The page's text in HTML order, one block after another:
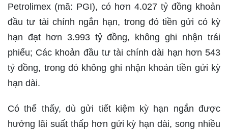
Petrolimex (mã: PGI), có hơn 4.027 tỷ đồng khoản
đầu tư tài chính ngắn hạn, trong đó tiền gửi có kỳ
hạn đạt hơn 3.993 tỷ đồng, không ghi nhận trái
phiếu; Các khoản đầu tư tài chính dài hạn hơn 543
tỷ đồng, trong đó không ghi nhận khoản tiền gửi kỳ
hạn dài.
Có thể thấy, dù gửi tiết kiệm kỳ hạn ngắn được
hưởng lãi suất thấp hơn gửi kỳ hạn dài, song nhiều